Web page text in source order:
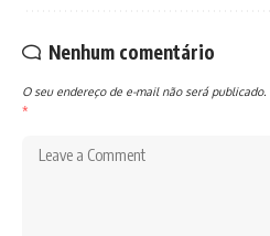
Nenhum comentário
O seu endereço de e-mail não será publicado.
*